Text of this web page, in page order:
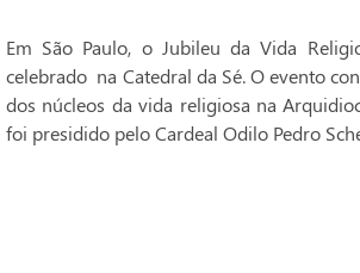
Em São Paulo, o Jubileu da Vida
celebrado na Catedral da Sé. O evento
dos núcleos da vida religiosa na
foi presidido pelo Cardeal Odilo Pedro